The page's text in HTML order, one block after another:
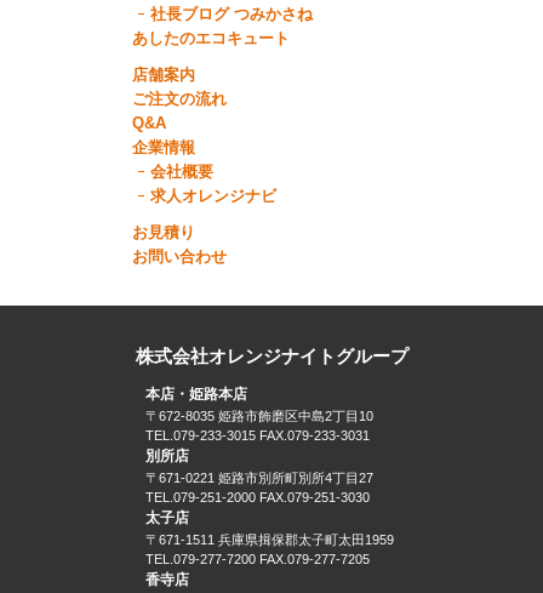
社長ブログ つみかさね
あしたのエコキュート
店舗案内
ご注文の流れ
Q&A
企業情報
会社概要
求人オレンジナビ
お見積り
お問い合わせ
株式会社オレンジナイトグループ
本店・姫路本店
〒672-8035 姫路市飾磨区中島2丁目10
TEL.079-233-3015 FAX.079-233-3031
別所店
〒671-0221 姫路市別所町別所4丁目27
TEL.079-251-2000 FAX.079-251-3030
太子店
〒671-1511 兵庫県揖保郡太子町太田1959
TEL.079-277-7200 FAX.079-277-7205
香寺店